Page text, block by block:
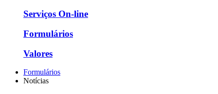
Serviços On-line
Formulários
Valores
Formulários
Notícias